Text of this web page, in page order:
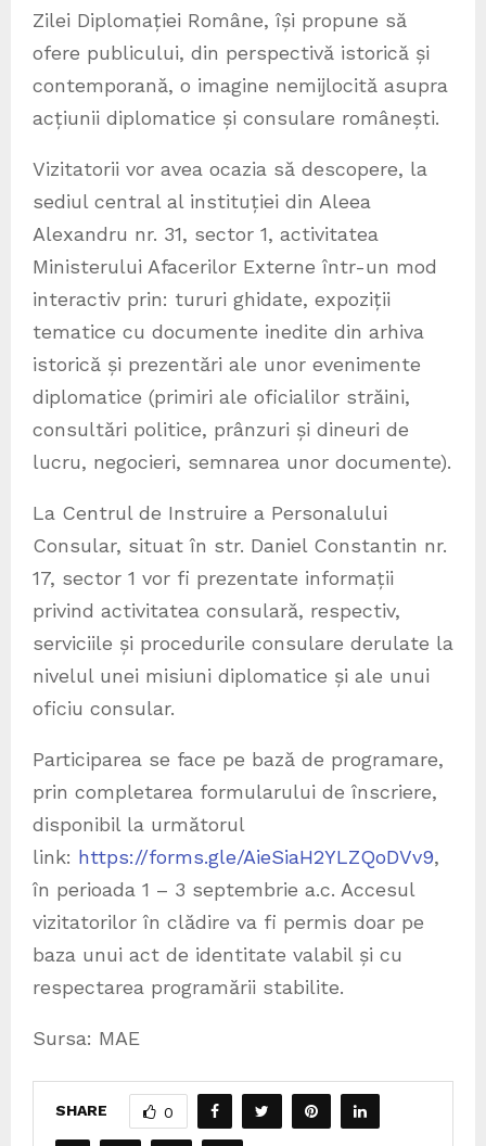
Zilei Diplomației Române, își propune să
ofere publicului, din perspectivă istorică și
contemporană, o imagine nemijlocită asupra
acțiunii diplomatice și consulare românești.
Vizitatorii vor avea ocazia să descopere, la
sediul central al instituției din Aleea
Alexandru nr. 31, sector 1, activitatea
Ministerului Afacerilor Externe într-un mod
interactiv prin: tururi ghidate, expoziții
tematice cu documente inedite din arhiva
istorică și prezentări ale unor evenimente
diplomatice (primiri ale oficialilor străini,
consultări politice, prânzuri și dineuri de
lucru, negocieri, semnarea unor documente).
La Centrul de Instruire a Personalului
Consular, situat în str. Daniel Constantin nr.
17, sector 1 vor fi prezentate informații
privind activitatea consulară, respectiv,
serviciile și procedurile consulare derulate la
nivelul unei misiuni diplomatice și ale unui
oficiu consular.
Participarea se face pe bază de programare,
prin completarea formularului de înscriere,
disponibil la următorul
link: https://forms.gle/AieSiaH2YLZQoDVv9,
în perioada 1 – 3 septembrie a.c. Accesul
vizitatorilor în clădire va fi permis doar pe
baza unui act de identitate valabil și cu
respectarea programării stabilite.
Sursa: MAE
SHARE 0